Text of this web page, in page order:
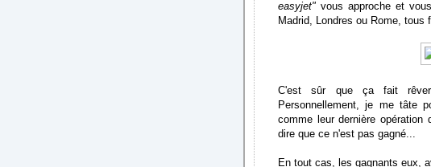
easyjet" vous approche et
Madrid, Londres ou Rome, tous
C'est sûr que ça fait
Personnellement, je me tâte
comme leur dernière
dire que ce n'est pas gagné...
En tout cas, les gagnants eux,